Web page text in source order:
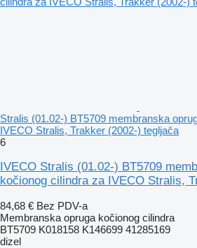
Stralis (01.02-) BT5709 membranska
IVECO Stralis, Trakker (2002-) tegljača
6
IVECO Stralis (01.02-) BT5709
kočionog cilindra za IVECO Stralis,
84,68 € Bez PDV-a
Membranska opruga kočionog cilindra
BT5709 K018158 K146699 41285169
dizel